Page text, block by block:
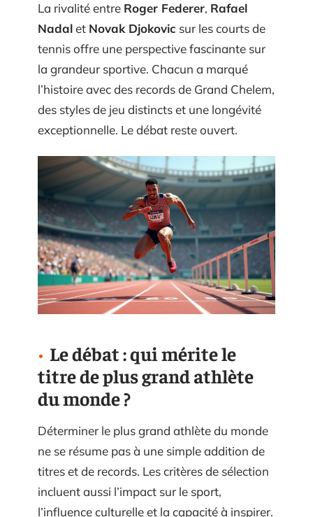
La rivalité entre Roger Federer, Rafael
Nadalet Novak Djokovic sur les courts de
tennis offre une perspective fascinante sur
la grandeur sportive. Chacun a marqué
l’histoire avec des records de Grand Chelem,
des styles de jeu distincts et une longévité
exceptionnelle. Le débat reste ouvert.
Le débat : qui mérite le
titre de plus grand athlète
du monde ?
Déterminer le plus grand athlète du monde
ne se résume pas à une simple addition de
titres et de records. Les critères de sélection
incluent aussi l’impact sur le sport,
l’influence culturelle et la capacité à inspirer.